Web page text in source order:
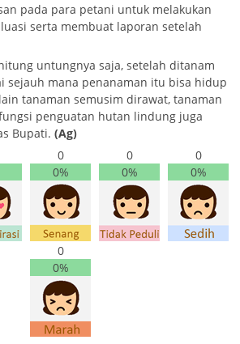
pada para petani untuk melakukan
serta membuat laporan setelah
untungnya saja, setelah ditanam
sejauh mana penanaman itu bisa hidup
tanaman semusim dirawat, tanaman
penguatan hutan lindung juga
Bupati. (Ag)
0
0%
0
0%
0
0%
0
0%